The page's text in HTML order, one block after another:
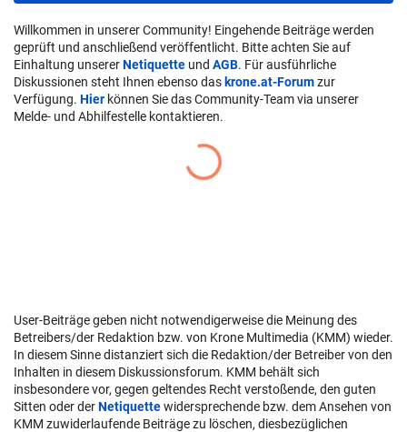
Willkommen in unserer Community! Eingehende Beiträge werden
geprüft und anschließend veröffentlicht. Bitte achten Sie auf
Einhaltung unsererNetiquette und AGB. Für ausführliche
Diskussionen steht Ihnen ebenso das krone.at-Forumzur
Verfügung. Hier können Sie das Community-Team via unserer
Melde- und Abhilfestelle kontaktieren.
User-Beiträge geben nicht notwendigerweise die Meinung des
Betreibers/der Redaktion bzw. von Krone Multimedia (KMM) wieder.
In diesem Sinne distanziert sich die Redaktion/der Betreiber von den
Inhalten in diesem Diskussionsforum. KMM behält sich
insbesondere vor, gegen geltendes Recht verstoßende, den guten
Sitten oder derNetiquettewidersprechende bzw. dem Ansehen von
KMM zuwiderlaufende Beiträge zu löschen, diesbezüglichen